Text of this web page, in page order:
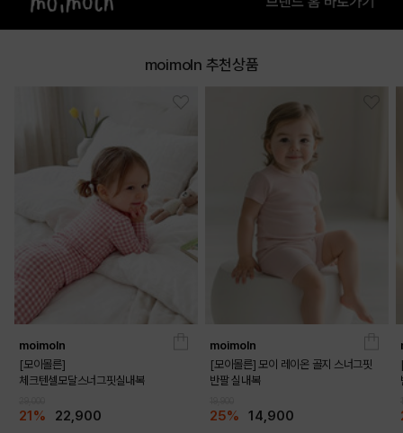
[모이몰른] 벨라면모달스판상하
moimoln 추천상품
moimoln
[모이몰른]
체크텐셀모달스너그핏실내복
21% 22,900
moimoln
[모이몰른] 모이 레이온 골지 스너그핏
반팔 실내복
25% 14,900